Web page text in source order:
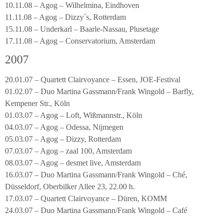
10.11.08 – Agog – Wilhelmina, Eindhoven
11.11.08 – Agog – Dizzy´s, Rotterdam
15.11.08 – Underkarl – Baarle-Nassau, Plusetage
17.11.08 – Agog – Conservatorium, Amsterdam
2007
20.01.07 – Quartett Clairvoyance – Essen, JOE-Festival
01.02.07 – Duo Martina Gassmann/Frank Wingold – Barfly,
Kempener Str., Köln
01.03.07 – Agog – Loft, Wißmannstr., Köln
04.03.07 – Agog – Odessa, Nijmegen
05.03.07 – Agog – Dizzy, Rotterdam
07.03.07 – Agog – zaal 100, Amsterdam
08.03.07 – Agog – desmet live, Amsterdam
16.03.07 – Duo Martina Gassmann/Frank Wingold – Ché,
Düsseldorf, Oberbilker Allee 23, 22.00 h.
17.03.07 – Quartett Clairvoyance – Düren, KOMM
24.03.07 – Duo Martina Gassmann/Frank Wingold – Café